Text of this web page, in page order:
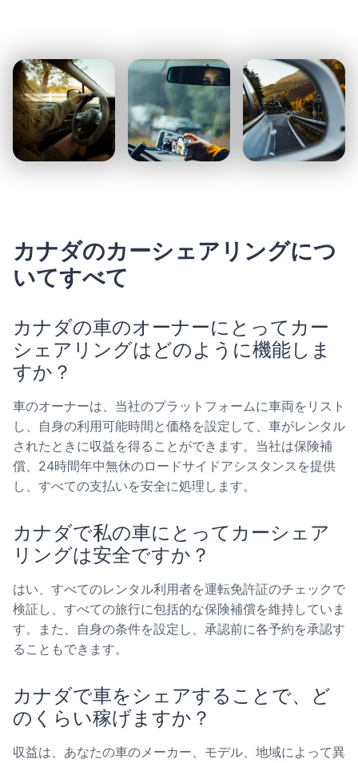
カナダのカーシェアリングにつ
いてすべて
カナダの車のオーナーにとってカー
シェアリングはどのように機能しま
すか？
車のオーナーは、当社のプラットフォームに車両をリスト
し、自身の利用可能時間と価格を設定して、車がレンタル
されたときに収益を得ることができます。当社は保険補
償、24時間年中無休のロードサイドアシスタンスを提供
し、すべての支払いを安全に処理します。
カナダで私の車にとってカーシェア
リングは安全ですか？
はい、すべてのレンタル利用者を運転免許証のチェックで
検証し、すべての旅行に包括的な保険補償を維持していま
す。また、自身の条件を設定し、承認前に各予約を承認す
ることもできます。
カナダで車をシェアすることで、ど
のくらい稼げますか？
収益は、あなたの車のメーカー、モデル、地域によって異